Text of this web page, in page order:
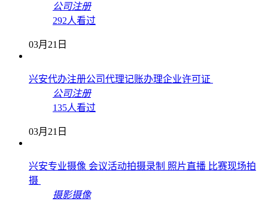
公司注册
292人看过
03月21日
兴安代办注册公司代理记账办理企业许可证
公司注册
135人看过
03月21日
兴安专业摄像 会议活动拍摄录制 照片直播 比赛现场拍
摄
摄影摄像